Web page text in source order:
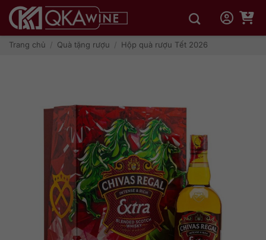
qua
dungTrang chủ / Quà tặng rượu / Hộp quà rượu Tết 2026